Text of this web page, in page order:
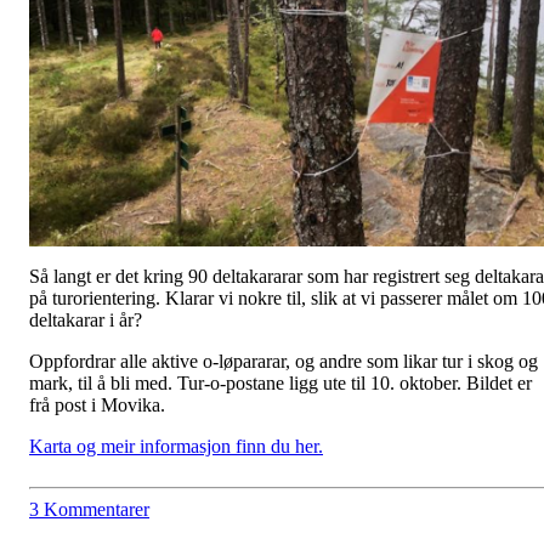
Så langt er det kring 90 deltakararar som har registrert seg
på turorientering. Klarar vi nokre til, slik at vi passerer målet om
deltakarar i år?
Oppfordrar alle aktive o-løpararar, og andre som likar tur i skog og
mark, til å bli med. Tur-o-postane ligg ute til 10. oktober. Bildet er
frå post i Movika.
Karta og meir informasjon finn du her.
3 Kommentarer